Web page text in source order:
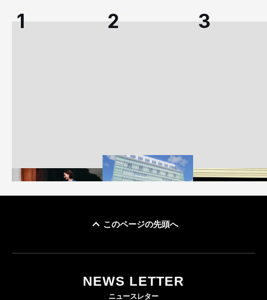
ケットなど7型を発売
FASHION
このページの先頭へ
NEWS LETTER
ニュースレター